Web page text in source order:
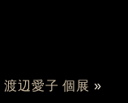
渡辺愛子 個展 »